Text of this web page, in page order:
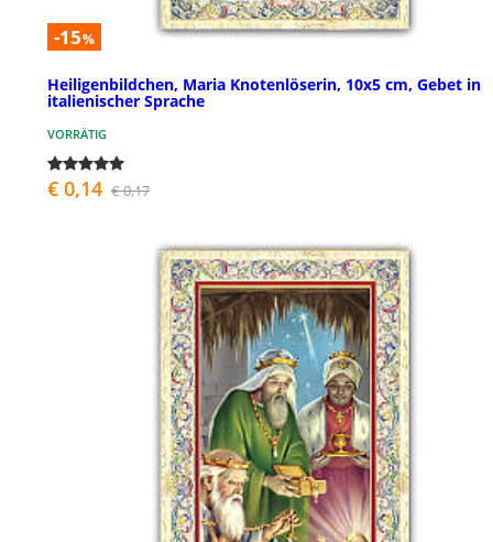
-15%
Heiligenbildchen, Maria Knotenlöserin, 10x5 cm, Gebet in
italienischer Sprache
VORRÄTIG
€ 0,14 € 0,17